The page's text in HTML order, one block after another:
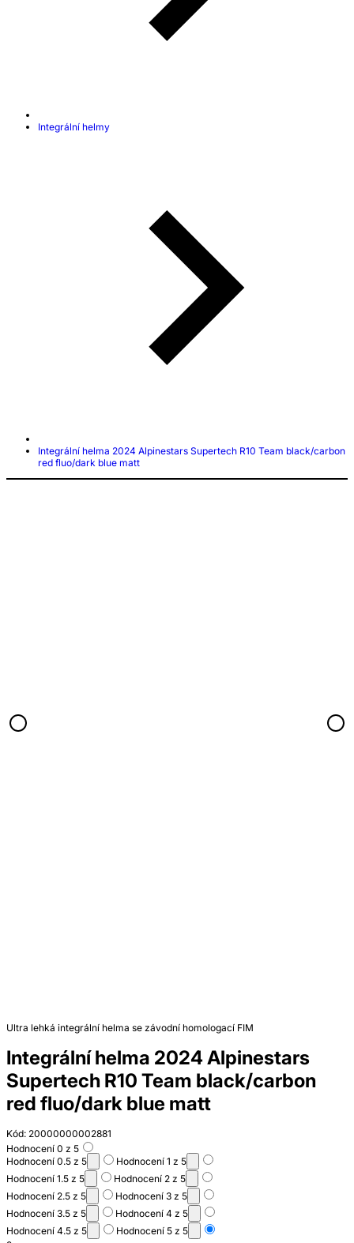
Integrální helmy
Integrální helma 2024 Alpinestars Supertech R10 Team black/carbon
red fluo/dark blue matt
Ultra lehká integrální helma se závodní homologací FIM
Integrální helma 2024 Alpinestars
Supertech R10 Team black/carbon
red fluo/dark blue matt
Kód: 20000000002881
Hodnocení 0 z 5
Hodnocení 0.5 z 5
Hodnocení 1 z 5
Hodnocení 1.5 z 5
Hodnocení 2 z 5
Hodnocení 2.5 z 5
Hodnocení 3 z 5
Hodnocení 3.5 z 5
Hodnocení 4 z 5
Hodnocení 4.5 z 5
Hodnocení 5 z 5